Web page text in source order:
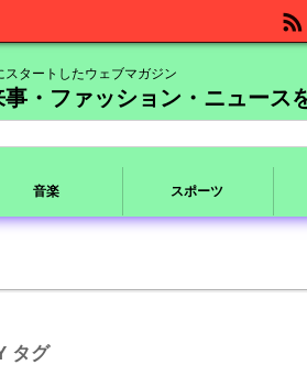
タグ
音楽 スポーツ
タートしたウェブマガジン
事・ファッション・ニュース